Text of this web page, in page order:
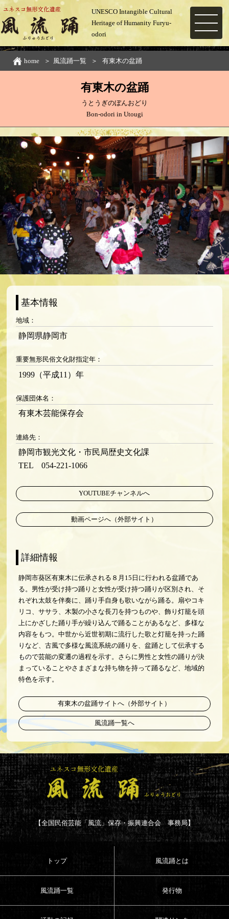
UNESCO Intangible Cultural
Heritage of Humanity Furyu-
odori
home 風流踊一覧 有東木の盆踊
有東木の盆踊
うとうぎのぼんおどり
Bon-odori in Utougi
地域：
静岡県静岡市
重要無形民俗文化財指定年：
1999（平成11）年
保護団体名：
有東木芸能保存会
連絡先：
静岡市観光文化・市民局歴史文化課
TEL 054-221-1066
YOUTUBEチャンネルへ
動画ページへ（外部サイト）
静岡市葵区有東木に伝承される８月15日に行われる盆踊であ
る。男性が受け持つ踊りと女性が受け持つ踊りが区別され、そ
れぞれ太鼓を伴奏に、踊り手自身も歌いながら踊る。扇やコキ
リコ、ササラ、木製の小さな長刀を持つものや、飾り灯籠を頭
上にかざした踊り手が繰り込んで踊ることがあるなど、多様な
内容をもつ。中世から近世初期に流行した歌と灯籠を持った踊
りなど、古風で多様な風流系統の踊りを、盆踊として伝承する
もので芸能の変遷の過程を示す。さらに男性と女性の踊りが決
まっていることやさまざまな持ち物を持って踊るなど、地域的
特色を示す。
有東木の盆踊サイトへ（外部サイト）
風流踊一覧へ
【全国民俗芸能「風流」保存・振興連合会 事務局】
トップ 風流踊とは
風流踊一覧 発行物